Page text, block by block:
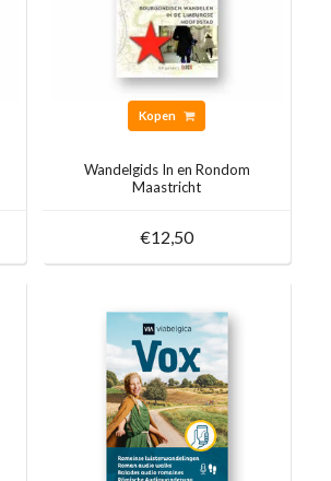
Kopen
Wandelgids In en Rondom
Maastricht
€12,50